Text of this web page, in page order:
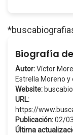
Biografía
Autor:Víctor
Estrella Moreno y
Website:
URL:
https://
Publicación:02/
Última